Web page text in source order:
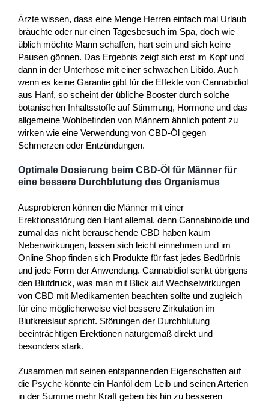
Ärzte wissen, dass eine Menge Herren einfach mal Urlaub
bräuchte oder nur einen Tagesbesuch im Spa, doch wie
üblich möchte Mann schaffen, hart sein und sich keine
Pausen gönnen. Das Ergebnis zeigt sich erst im Kopf und
dann in der Unterhose mit einer schwachen Libido. Auch
wenn es keine Garantie gibt für die Effekte von Cannabidiol
aus Hanf, so scheint der übliche Booster durch solche
botanischen Inhaltsstoffe auf Stimmung, Hormone und das
allgemeine Wohlbefinden von Männern ähnlich potent zu
wirken wie eine Verwendung von CBD-Öl gegen
Schmerzen oder Entzündungen.
Optimale Dosierung beim CBD-Öl für Männer für
eine bessere Durchblutung des Organismus
Ausprobieren können die Männer mit einer
Erektionsstörung den Hanf allemal, denn Cannabinoide und
zumal das nicht berauschende CBD haben kaum
Nebenwirkungen, lassen sich leicht einnehmen und im
Online Shop finden sich Produkte für fast jedes Bedürfnis
und jede Form der Anwendung. Cannabidiol senkt übrigens
den Blutdruck, was man mit Blick auf Wechselwirkungen
von CBD mit Medikamenten beachten sollte und zugleich
für eine möglicherweise viel bessere Zirkulation im
Blutkreislauf spricht. Störungen der Durchblutung
beeinträchtigen Erektionen naturgemäß direkt und
besonders stark.
Zusammen mit seinen entspannenden Eigenschaften auf
die Psyche könnte ein Hanföl dem Leib und seinen Arterien
in der Summe mehr Kraft geben bis hin zu besseren